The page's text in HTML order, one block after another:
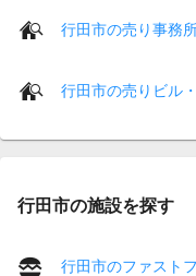
行田市の売り事務
行田市の売りビル
行田市の施設を探す
行田市のファスト